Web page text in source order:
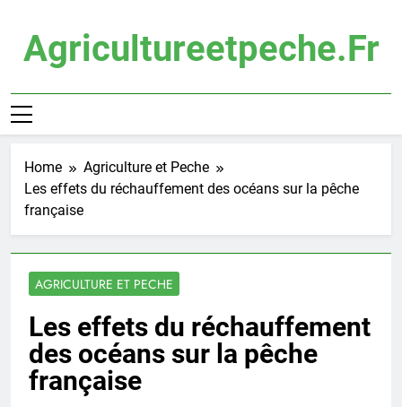
contentAgricultureetpeche.fr
Home
Agriculture et Peche
Les effets du réchauffement des océans sur la pêche
française
AGRICULTURE ET PECHE
Les effets du réchauffement
des océans sur la pêche
française